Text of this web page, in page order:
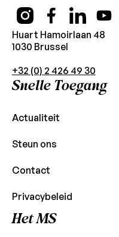
Huart Hamoirlaan 48
1030 Brussel
+32 (0) 2 426 49 30
Snelle Toegang
Actualiteit
Steun ons
Contact
Privacybeleid
Het MS